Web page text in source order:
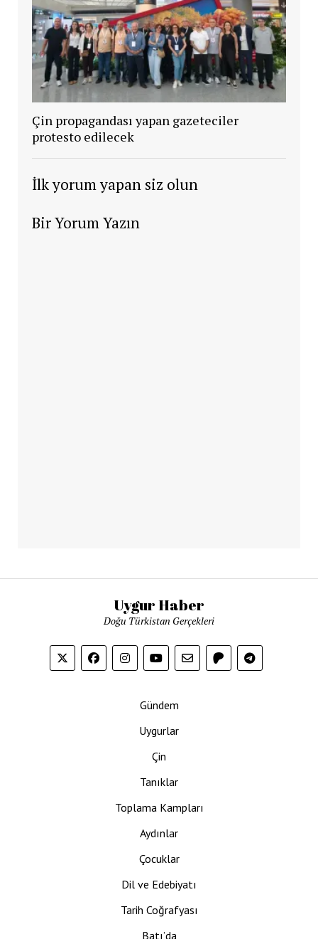
Çin propagandası yapan gazeteciler
protesto edilecek
İlk yorum yapan siz olun
Bir Yorum Yazın
Uygur Haber
Doğu Türkistan Gerçekleri
Gündem
Uygurlar
Çin
Tanıklar
Toplama Kampları
Aydınlar
Çocuklar
Dil ve Edebiyatı
Tarih Coğrafyası
Batı’da